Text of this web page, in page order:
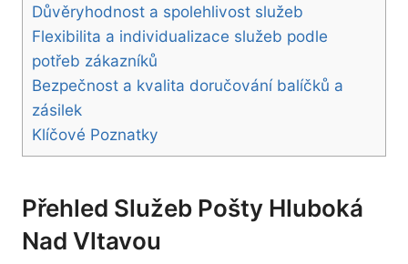
Důvěryhodnost a spolehlivost služeb
Flexibilita a individualizace služeb podle
potřeb zákazníků
Bezpečnost a kvalita doručování balíčků a
zásilek
Klíčové Poznatky
Přehled Služeb Pošty Hluboká
Nad Vltavou